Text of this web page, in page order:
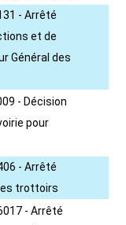
- Arrêté
et de
Général des
- Décision
pour
- Arrêté
trottoirs
- Arrêté